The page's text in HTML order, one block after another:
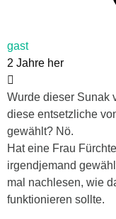
gast
2 Jahre her
Wurde dieser Sunak
diese entsetzliche
gewählt? Nö.
Hat eine Frau
irgendjemand
mal nachlesen, wie
funktionieren sollte.